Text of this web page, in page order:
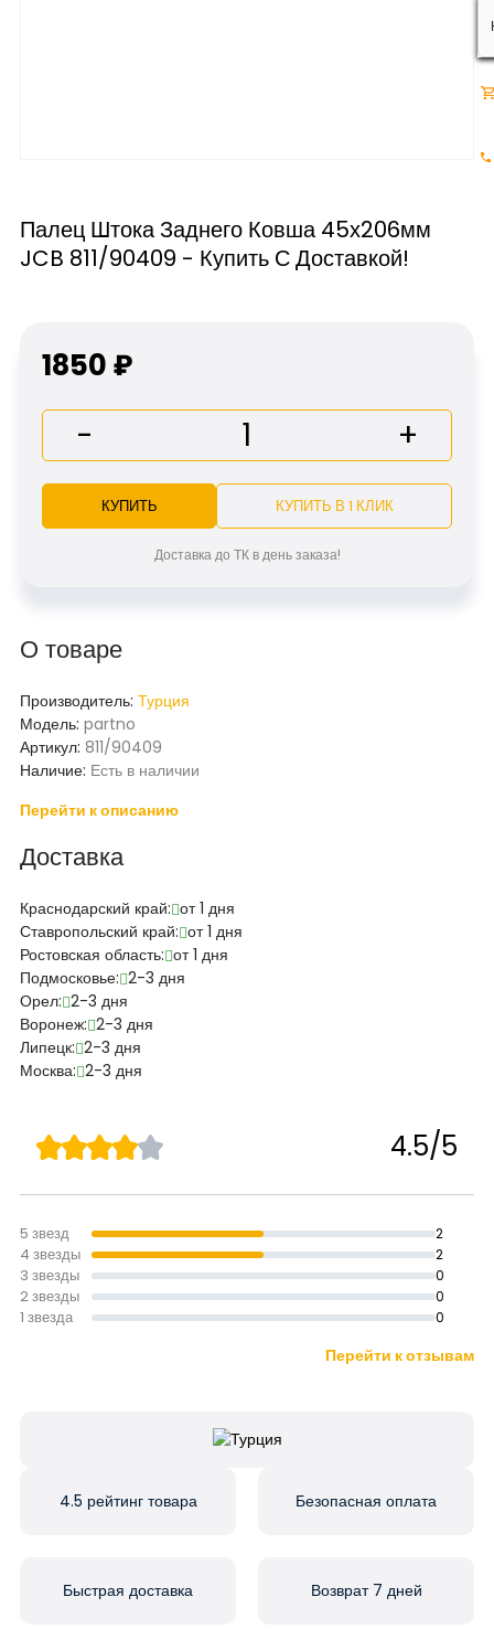
Палец Штока Заднего Ковша 45х206мм
JCB 811/90409 - Купить С Доставкой!
О товаре
Производитель: Турция
Модель: partno
Артикул: 811/90409
Наличие: Есть в наличии
Перейти к описанию
Доставка
Краснодарский край: от 1 дня
Ставропольский край: от 1 дня
Ростовская область: от 1 дня
Подмосковье: 2-3 дня
Орел: 2-3 дня
Воронеж: 2-3 дня
Липецк: 2-3 дня
Москва: 2-3 дня
1850 ₽
- +
КУПИТЬ КУПИТЬ В 1 КЛИК
Доставка до ТК в день заказа!
4.5/5
5 звезд 2
4 звезды 2
3 звезды 0
2 звезды 0
1 звезда 0
Перейти к отзывам
4.5 рейтинг товара Безопасная оплата
Быстрая доставка Возврат 7 дней